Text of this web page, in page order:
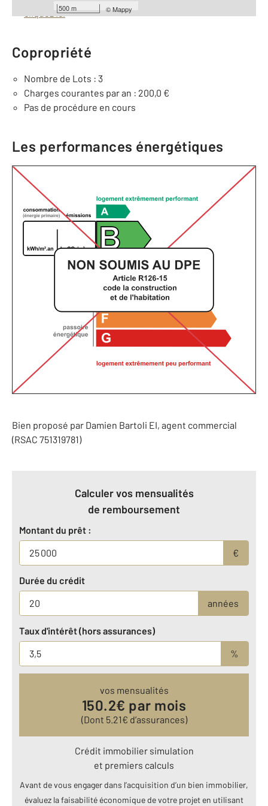
500 m ©Mappy
cliquez ici
Copropriété
Nombre de Lots : 3
Charges courantes par an : 200,0 €
Pas de procédure en cours
Les performances énergétiques
Bien proposé par Damien Bartoli EI, agent commercial
(RSAC 751319781)
Calculer vos mensualités
de remboursement
Montant du prêt :
€
Durée du crédit
années
Taux d'intérêt (hors assurances)
%
vos mensualités
150.2€ par mois
(Dont 5.21€ d’assurances)
Crédit immobilier simulation
et premiers calculs
Avant de vous engager dans l’acquisition d’un bien immobilier,
évaluez la faisabilité économique de votre projet en utilisant